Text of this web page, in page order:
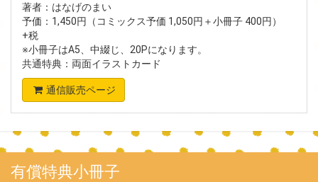
著者：はなげのまい
予価：1,450円（コミックス予価 1,050円＋小冊子 400円）
+税
※小冊子はA5、中綴じ、20Pになります。
共通特典：両面イラストカード
通信販売ページ
有償特典小冊子